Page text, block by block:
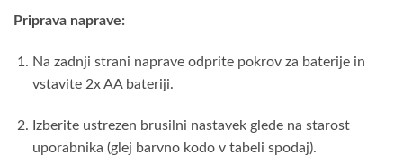
Priprava naprave:
Na zadnji strani naprave odprite pokrov za baterije in
vstavite 2x AA bateriji.
Izberite ustrezen brusilni nastavek glede na starost
uporabnika (glej barvno kodo v tabeli spodaj).